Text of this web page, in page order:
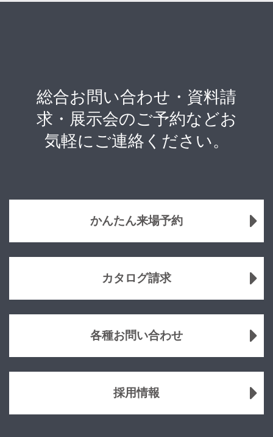
総合お問い合わせ・資料請
求・展示会のご予約などお
気軽にご連絡ください。
かんたん来場予約
カタログ請求
各種お問い合わせ
採用情報